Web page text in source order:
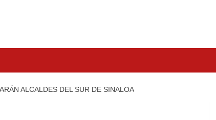
ALCALDES DEL SUR DE SINALOA